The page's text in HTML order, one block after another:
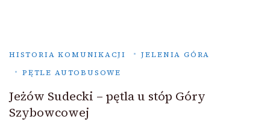
HISTORIA KOMUNIKACJI
JELENIA GÓRA
PĘTLE AUTOBUSOWE
Jeżów Sudecki – pętla u stóp Góry
Szybowcowej